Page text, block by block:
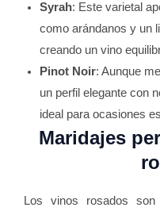
Syrah: Este varietal
como arándanos y un
creando un vino
Pinot Noir: Aunque
un perfil elegante con
ideal para ocasiones
Maridajes
Los vinos rosados